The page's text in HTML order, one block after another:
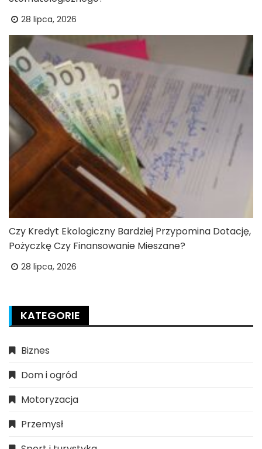
28 lipca, 2026
Czy Kredyt Ekologiczny Bardziej Przypomina Dotację,
Pożyczkę Czy Finansowanie Mieszane?
28 lipca, 2026
KATEGORIE
Biznes
Dom i ogród
Motoryzacja
Przemysł